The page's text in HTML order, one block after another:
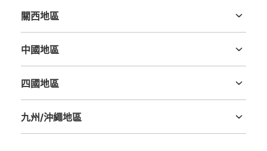
關西地區
中國地區
四國地區
九州/沖繩地區